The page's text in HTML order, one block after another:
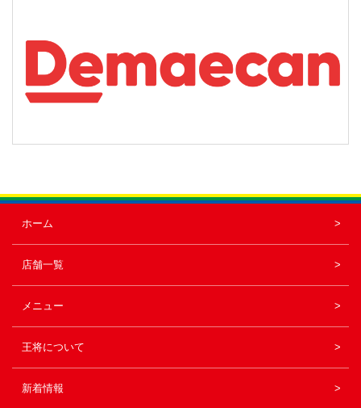
ホーム
店舗一覧
メニュー
王将について
新着情報